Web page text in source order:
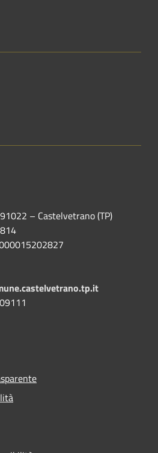
– Castelvetrano (TP)